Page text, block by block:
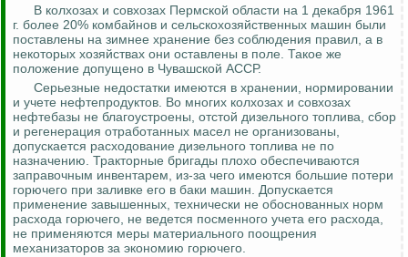
В колхозах и совхозах Пермской области на 1 декабря 1961
г. более 20% комбайнов и сельскохозяйственных машин были
поставлены на зимнее хранение без соблюдения правил, а в
некоторых хозяйствах они оставлены в поле. Такое же
положение допущено в Чувашской АССР.
Серьезные недостатки имеются в хранении, нормировании
и учете нефтепродуктов. Во многих колхозах и совхозах
нефтебазы не благоустроены, отстой дизельного топлива, сбор
и регенерация отработанных масел не организованы,
допускается расходование дизельного топлива не по
назначению. Тракторные бригады плохо обеспечиваются
заправочным инвентарем, из-за чего имеются большие потери
горючего при заливке его в баки машин. Допускается
применение завышенных, технически не обоснованных норм
расхода горючего, не ведется посменного учета его расхода,
не применяются меры материального поощрения
механизаторов за экономию горючего.